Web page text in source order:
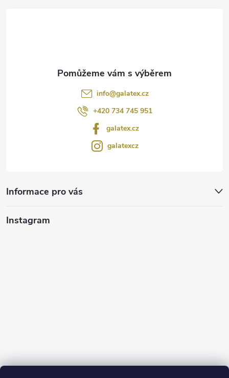
info@galatex.cz
+420 734 745 951
galatex.cz
galatexcz
Informace pro vás
Instagram